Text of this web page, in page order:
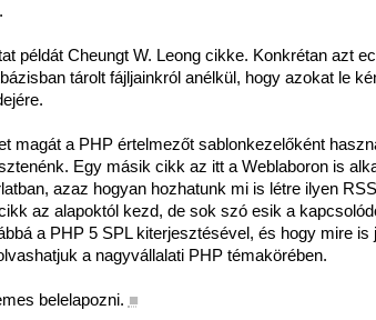
példát Cheungt W. Leong cikke. Konkrétan azt
tárolt fájljainkról anélkül, hogy azokat le
magát a PHP értelmezőt sablonkezelőként
Egy másik cikk az itt a Weblaboron is
azaz hogyan hozhatunk mi is létre ilyen
az alapoktól kezd, de sok szó esik a
a PHP 5 SPL kiterjesztésével, és hogy mire is
a nagyvállalati PHP témakörében.
belelapozni. ■